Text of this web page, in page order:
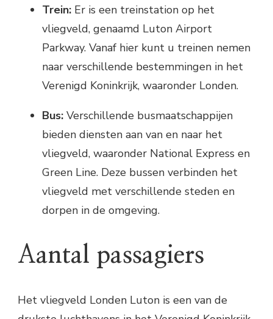
Trein: Er is een treinstation op het
vliegveld, genaamd Luton Airport
Parkway. Vanaf hier kunt u treinen nemen
naar verschillende bestemmingen in het
Verenigd Koninkrijk, waaronder Londen.
Bus: Verschillende busmaatschappijen
bieden diensten aan van en naar het
vliegveld, waaronder National Express en
Green Line. Deze bussen verbinden het
vliegveld met verschillende steden en
dorpen in de omgeving.
Aantal passagiers
Het vliegveld Londen Luton is een van de